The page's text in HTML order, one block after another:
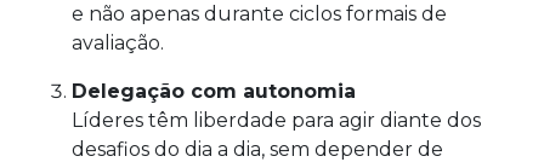
e não apenas durante ciclos formais de
avaliação.
Delegação com autonomia
Líderes têm liberdade para agir diante dos
desafios do dia a dia, sem depender de